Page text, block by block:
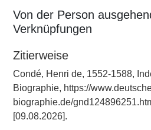
Von der Person
Verknüpfungen
Zitierweise
Condé, Henri de, 1552-1588,
Biographie, https://
biographie.de/
[09.08.2026].